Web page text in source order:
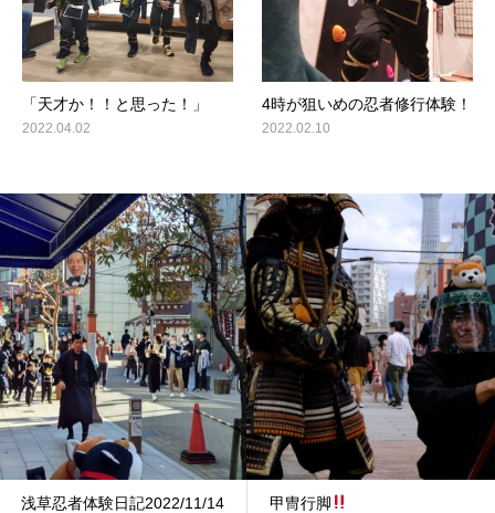
「天才か！！と思った！」
2022.04.02
4時が狙いめの忍者修行体験！
2022.02.10
浅草忍者体験日記2022/11/14 甲冑行脚